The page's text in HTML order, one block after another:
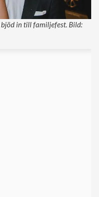
bjöd in till familjefest. Bild: